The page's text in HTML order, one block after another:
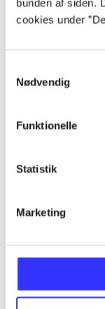
bunden af siden.
cookies under
Nødvendig
Funktionelle
Statistik
Marketing
Artikler
...
...
...
...
...